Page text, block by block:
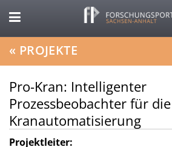
« PROJEKTE
Pro-Kran: Intelligenter
Prozessbeobachter für die
Kranautomatisierung
Projektleiter: